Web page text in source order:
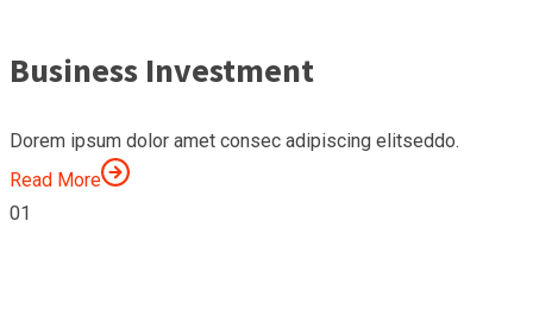
Business Investment
Dorem ipsum dolor amet consec adipiscing elitseddo.
Read More
01